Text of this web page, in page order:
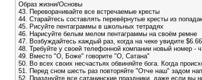
Образ жизни/Основы
43. Переворачивайте все встречаемые кресты
44. Старайтесь составлять перевёрнутые кресты из
45. Рисуйте пентаграммы в школьных тетрадях
46. Hарисуйте белым мелом пентаграммы на своём ремне
47. Возбуждайтесь каждый раз, когда на чеке увидите $6.66
48. Требуйте у своей телефонной компании новый номер -
49. Вместо "О, Боже" говорите "О, Сатана"
50. Во всех своих несчастьях обвиняйте бога. Когда
51. Перед сном шесть раз повторяйте "Отче наш" задом
52. Празднуйте все сатанинские праздники, даже если вы